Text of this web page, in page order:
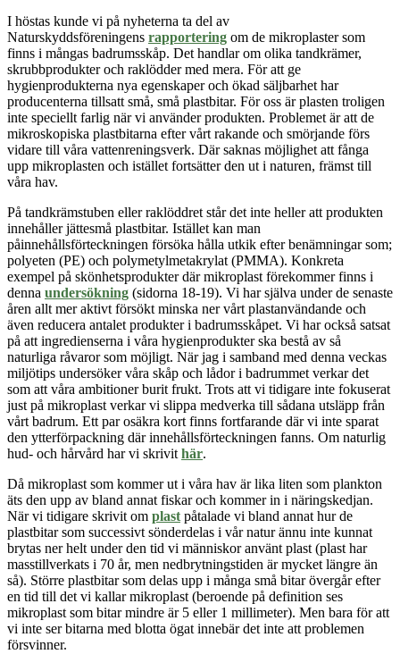
I höstas kunde vi på nyheterna ta del av
Naturskyddsföreningens rapportering om de mikroplaster som
finns i mångas badrumsskåp. Det handlar om olika tandkrämer,
skrubbprodukter och raklödder med mera. För att ge
hygienprodukterna nya egenskaper och ökad säljbarhet har
producenterna tillsatt små, små plastbitar. För oss är plasten troligen
inte speciellt farlig när vi använder produkten. Problemet är att de
mikroskopiska plastbitarna efter vårt rakande och smörjande förs
vidare till våra vattenreningsverk. Där saknas möjlighet att fånga
upp mikroplasten och istället fortsätter den ut i naturen, främst till
våra hav.
På tandkrämstuben eller raklöddret står det inte heller att produkten
innehåller jättesmå plastbitar. Istället kan man
påinnehållsförteckningen försöka hålla utkik efter benämningar som;
polyeten (PE) och polymetylmetakrylat (PMMA). Konkreta
exempel på skönhetsprodukter där mikroplast förekommer finns i
denna undersökning (sidorna 18-19). Vi har själva under de senaste
åren allt mer aktivt försökt minska ner vårt plastanvändande och
även reducera antalet produkter i badrumsskåpet. Vi har också satsat
på att ingredienserna i våra hygienprodukter ska bestå av så
naturliga råvaror som möjligt. När jag i samband med denna veckas
miljötips undersöker våra skåp och lådor i badrummet verkar det
som att våra ambitioner burit frukt. Trots att vi tidigare inte fokuserat
just på mikroplast verkar vi slippa medverka till sådana utsläpp från
vårt badrum. Ett par osäkra kort finns fortfarande där vi inte sparat
den ytterförpackning där innehållsförteckningen fanns. Om naturlig
hud- och hårvård har vi skrivit här.
Då mikroplast som kommer ut i våra hav är lika liten som plankton
äts den upp av bland annat fiskar och kommer in i näringskedjan.
När vi tidigare skrivit om plast påtalade vi bland annat hur de
plastbitar som successivt sönderdelas i vår natur ännu inte kunnat
brytas ner helt under den tid vi människor använt plast (plast har
masstillverkats i 70 år, men nedbrytningstiden är mycket längre än
så). Större plastbitar som delas upp i många små bitar övergår efter
en tid till det vi kallar mikroplast (beroende på definition ses
mikroplast som bitar mindre är 5 eller 1 millimeter). Men bara för att
vi inte ser bitarna med blotta ögat innebär det inte att problemen
försvinner.